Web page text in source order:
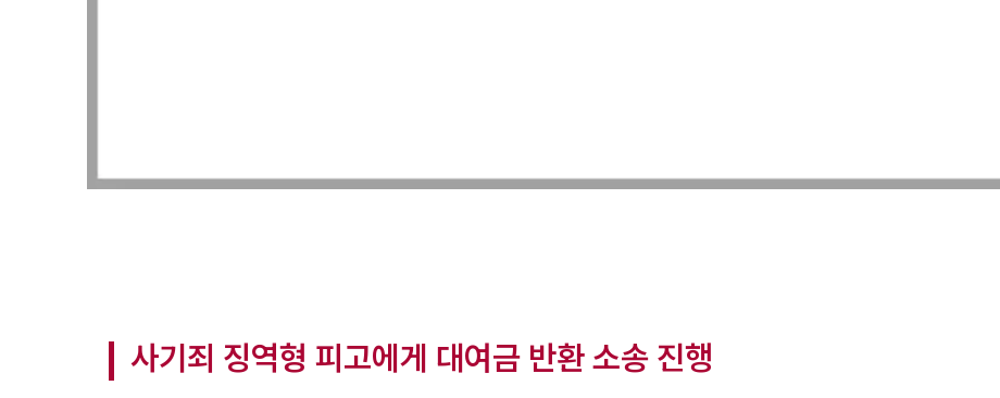
사기죄 징역형 피고에게 대여금 반환 소송 진행